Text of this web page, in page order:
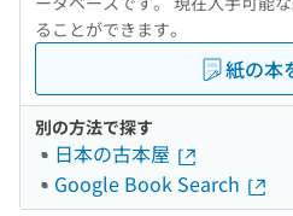
ることができます。
紙の本
別の方法で探す
日本の古本屋
Google Book Search